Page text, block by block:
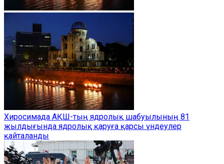
Хиросимада АҚШ-тың ядролық шабуылының 81
жылдығында ядролық қаруға қарсы үндеулер
қайталанды